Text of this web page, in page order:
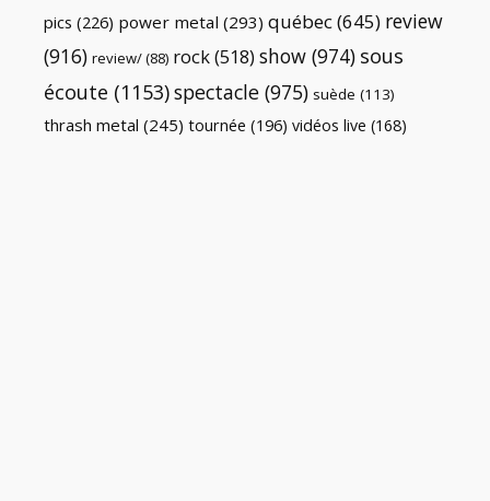
pics (226) power metal (293) québec(645) review
(916) review/(88) rock(518) show (974) sous
écoute (1153)spectacle (975) suède (113)
thrash metal (245) tournée (196) vidéos live (168)